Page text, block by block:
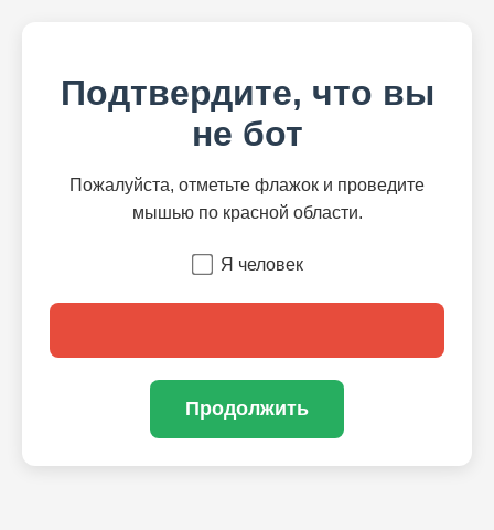
Подтвердите, что вы
не бот
Пожалуйста, отметьте флажок и проведите
мышью по красной области.
Я человек
Продолжить